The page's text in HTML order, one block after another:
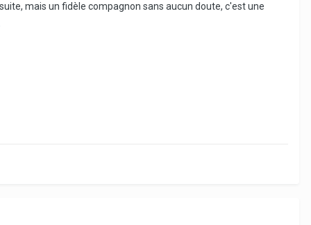
mais un fidèle compagnon sans aucun doute, c'est une